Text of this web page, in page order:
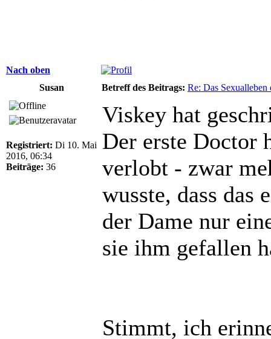
Nach oben
Susan
Betreff des Beitrags: Re: Das
Registriert: Di 10. Mai
2016, 06:34
Beiträge: 36
Viskey hat
Der erste Doctor
verlobt - zwar
wusste, dass das
der Dame nur
sie ihm gefallen
Stimmt, ich